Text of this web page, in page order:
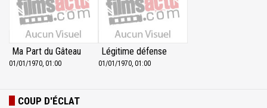
Ma Part du Gâteau
01/01/1970, 01:00
Légitime défense
01/01/1970, 01:00
COUP D'ÉCLAT